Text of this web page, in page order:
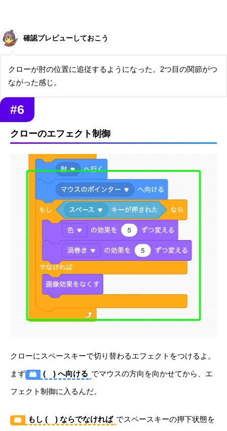
確認プレビューしておこう
クローが肘の位置に追従するようになった。2つ目の関節がつ
ながった感じ。
#6
クローのエフェクト制御
クローにスペースキーで切り替わるエフェクトをつけるよ。
まず ( ) へ向ける でマウスの方向を向かせてから、エ
フェクト制御に入るんだ。
もし ( ) ならでなければ でスペースキーの押下状態を